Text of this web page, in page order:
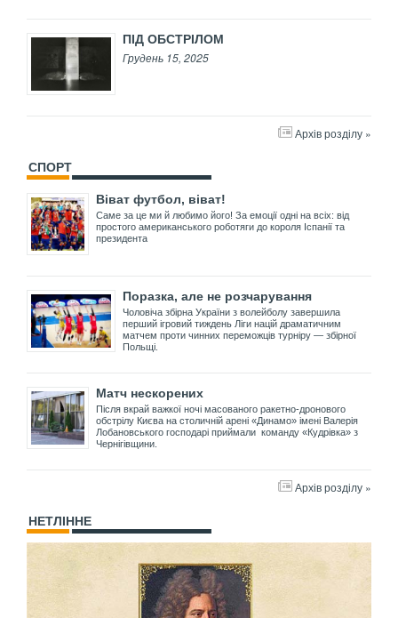
ПІД ОБСТРІЛОМ
Грудень 15, 2025
Архів розділу »
СПОРТ
Віват футбол, віват!
Саме за це ми й любимо його! За емоції одні на всіх: від
простого американського роботяги до короля Іспанії та
президента
Поразка, але не розчарування
Чоловіча збірна України з волейболу завершила
перший ігровий тиждень Ліги націй драматичним
матчем проти чинних переможців турніру — збірної
Польщі.
Матч нескорених
Після вкрай важкої ночі масованого ракетно-дронового
обстрілу Києва на столичній арені «Динамо» імені Валерія
Лобановського господарі приймали команду «Кудрівка» з
Чернігівщини.
Архів розділу »
НЕТЛІННЕ